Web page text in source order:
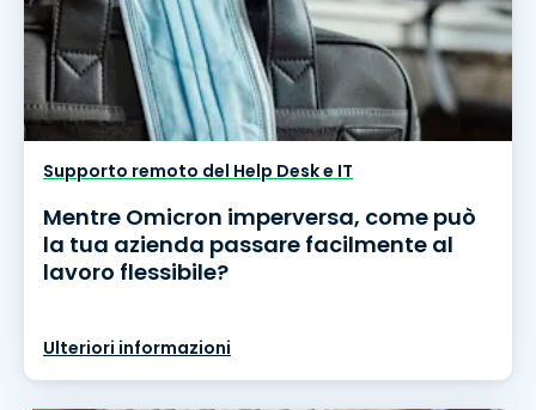
Supporto remoto del Help Desk e IT
Mentre Omicron imperversa, come può
la tua azienda passare facilmente al
lavoro flessibile?
Ulteriori informazioni